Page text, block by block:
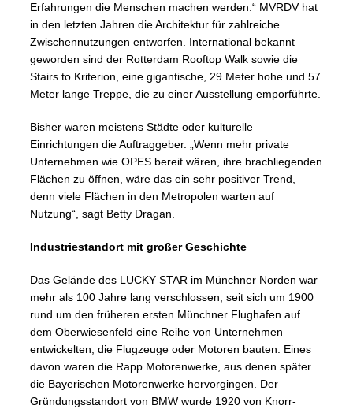
Erfahrungen die Menschen machen werden.“ MVRDV hat
in den letzten Jahren die Architektur für zahlreiche
Zwischennutzungen entworfen. International bekannt
geworden sind der Rotterdam Rooftop Walk sowie die
Stairs to Kriterion, eine gigantische, 29 Meter hohe und 57
Meter lange Treppe, die zu einer Ausstellung emporführte.
Bisher waren meistens Städte oder kulturelle
Einrichtungen die Auftraggeber. „Wenn mehr private
Unternehmen wie OPES bereit wären, ihre brachliegenden
Flächen zu öffnen, wäre das ein sehr positiver Trend,
denn viele Flächen in den Metropolen warten auf
Nutzung“, sagt Betty Dragan.
Industriestandort mit großer Geschichte
Das Gelände des LUCKY STAR im Münchner Norden war
mehr als 100 Jahre lang verschlossen, seit sich um 1900
rund um den früheren ersten Münchner Flughafen auf
dem Oberwiesenfeld eine Reihe von Unternehmen
entwickelten, die Flugzeuge oder Motoren bauten. Eines
davon waren die Rapp Motorenwerke, aus denen später
die Bayerischen Motorenwerke hervorgingen. Der
Gründungsstandort von BMW wurde 1920 von Knorr-